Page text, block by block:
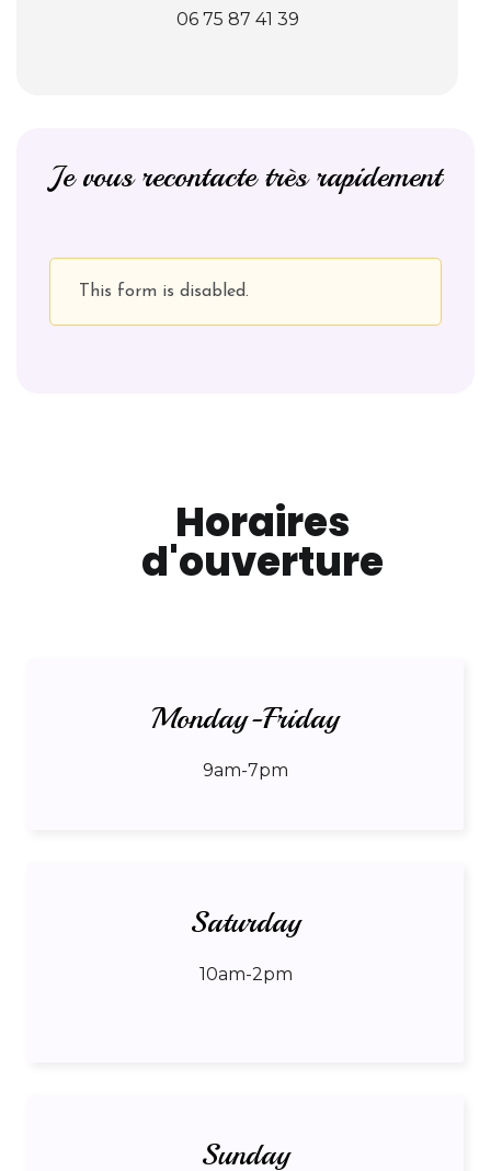
06 75 87 41 39
Je vous recontacte très rapidement
This form is disabled.
Horaires
d'ouverture
Monday-Friday
9am-7pm
Saturday
10am-2pm
Sunday